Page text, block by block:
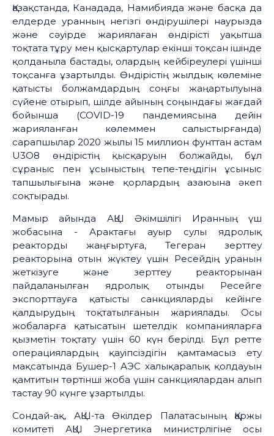
Қазақстанда, Канадада, Намибияда және басқа да
елдерде уранның негізгі өндірушілері наурызда
және сәуірде жариялаған өндірісті уақытша
тоқтата тұру мен қысқартулар екінші тоқсан ішінде
қолданыла бастады, олардың кейбіреулері үшінші
тоқсанға ұзартылды. Өндірістің жылдық көлеміне
қатысты болжамдардың соңғы жаңартылуына
сүйене отырып, шілде айының соңындағы жағдай
бойынша (COVID-19 пандемиясына дейін
жарияланған көлеммен салыстырғанда)
сарапшылар 2020 жылы 15 миллион фунттан астам
U3O8 өндірістің қысқаруын болжайды, бұл
сұраныс пен ұсыныстың тепе-теңдігін ұсыныс
тапшылығына және қорлардың азаюына әкеп
соқтырады.
Мамыр айында АҚШ Әкімшілігі Иранның үш
жобасына - Арактағы ауыр сулы ядролық
реакторды жаңғыртуға, Тегеран зерттеу
реакторына отын жүктеу үшін Ресейдің уранын
жеткізуге және зерттеу реакторынан
пайдаланылған ядролық отынды Ресейге
экспорттауға қатысты санкцияларды кейінге
қалдырудың тоқтатылғанын жариялады. Осы
жобаларға қатысатын шетелдік компанияларға
қызметін тоқтату үшін 60 күн берілді. Бұл ретте
операциялардың қауіпсіздігін қамтамасыз ету
мақсатында Бушер-1 АЭС халықаралық қолдауын
қамтитын төртінші жоба үшін санкциялардан алып
тастау 90 күнге ұзартылды.
Сондай-ақ, АҚШ-та Өкілдер Палатасының Қаржы
комитеті АҚШ Энергетика министрлігіне осы